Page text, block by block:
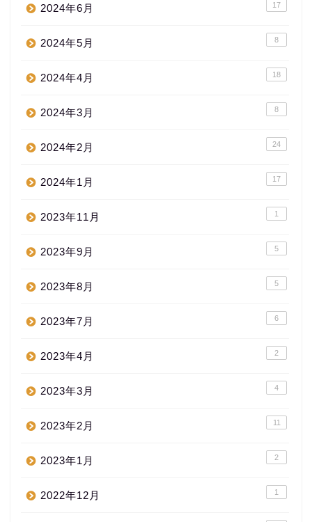
2024年6月 17
2024年5月 8
2024年4月 18
2024年3月 8
2024年2月 24
2024年1月 17
2023年11月 1
2023年9月 5
2023年8月 5
2023年7月 6
2023年4月 2
2023年3月 4
2023年2月 11
2023年1月 2
2022年12月 1